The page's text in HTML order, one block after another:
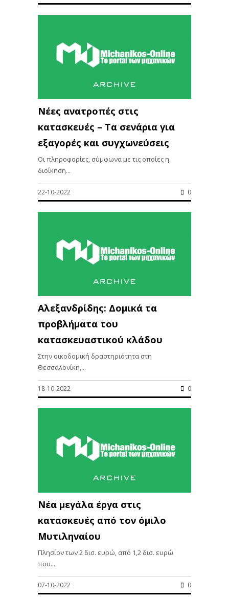
Νέες ανατροπές στις
κατασκευές – Τα σενάρια για
εξαγορές και συγχωνεύσεις
Οι πληροφορίες, σύμφωνα με τις οποίες η
διοίκηση...
22-10-2022 0
Αλεξανδρίδης: Δομικά τα
προβλήματα του
κατασκευαστικού κλάδου
Στην οικοδομική δραστηριότητα στη
Θεσσαλονίκη,...
18-10-2022 0
Νέα μεγάλα έργα στις
κατασκευές από τον όμιλο
Μυτιληναίου
Πλησίον των 2 δισ. ευρώ, από 1,2 δισ. ευρώ
που...
07-10-2022 0